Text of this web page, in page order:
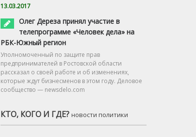
13.03.2017
Олег Дереза принял участие в
телепрограмме «Человек дела» на
РБК-Южный регион
Уполномоченный по защите прав
предпринимателей в Ростовской области
рассказал о своей работе и об изменениях,
которые ждут бизнесменов в этом году. Деловое
сообщество — newsdelo.com
КТО, КОГО И ГДЕ? новости политики